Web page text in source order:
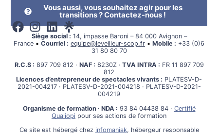
Vous aussi, vous souhaitez agir pour les
transitions ? Contactez-nous !
Siège social : 14, impasse Baroni – 84 000 Avignon –
France ▪ Courriel : equipe@leveilleur-scop.fr ▪ Mobile : +33 (0)6
31 80 80 70
R.C.S : 897 709 812 · NAF : 8230Z · TVA INTRA : FR 11 897 709
812
Licences d’entrepreneur de spectacles vivants : PLATESV-D-
2021-004217 · PLATESV-D-2021-004218 · PLATESV-D-2021-
004219
Organisme de formation · NDA : 93 84 04438 84 · Certifié
Qualiopi pour ses actions de formation
Ce site est hébergé chez infomaniak, hébergeur responsable